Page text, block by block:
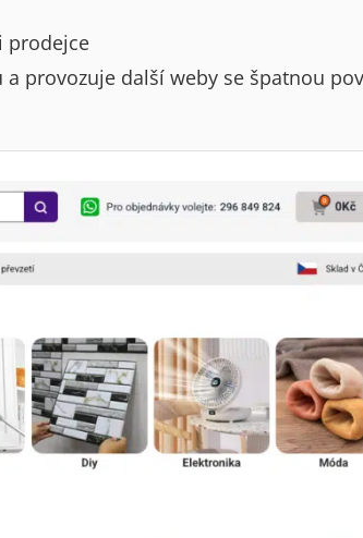
prodejce
provozuje další weby se špatnou